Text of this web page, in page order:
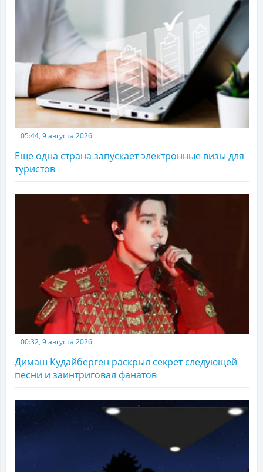
05:44, 9 августа 2026
Еще одна страна запускает электронные визы для
туристов
00:32, 9 августа 2026
Димаш Кудайберген раскрыл секрет следующей
песни и заинтриговал фанатов